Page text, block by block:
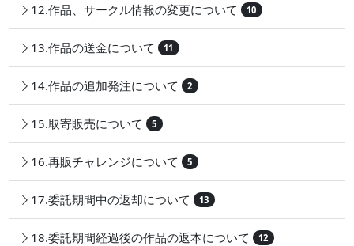
12.作品、サークル情報の変更について 10
13.作品の送金について 11
14.作品の追加発注について 2
15.取寄販売について 5
16.再販チャレンジについて 5
17.委託期間中の返却について 13
18.委託期間経過後の作品の返本について 12